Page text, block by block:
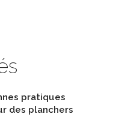
pratiques
des planchers